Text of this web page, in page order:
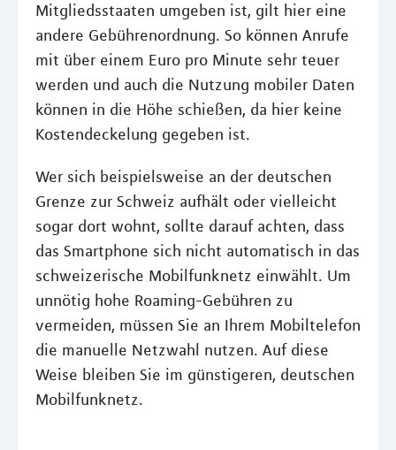
Mitgliedsstaaten umgeben ist, gilt hier eine
andere Gebührenordnung. So können Anrufe
mit über einem Euro pro Minute sehr teuer
werden und auch die Nutzung mobiler Daten
können in die Höhe schießen, da hier keine
Kostendeckelung gegeben ist.
Wer sich beispielsweise an der deutschen
Grenze zur Schweiz aufhält oder vielleicht
sogar dort wohnt, sollte darauf achten, dass
das Smartphone sich nicht automatisch in das
schweizerische Mobilfunknetz einwählt. Um
unnötig hohe Roaming-Gebühren zu
vermeiden, müssen Sie an Ihrem Mobiltelefon
die manuelle Netzwahl nutzen. Auf diese
Weise bleiben Sie im günstigeren, deutschen
Mobilfunknetz.